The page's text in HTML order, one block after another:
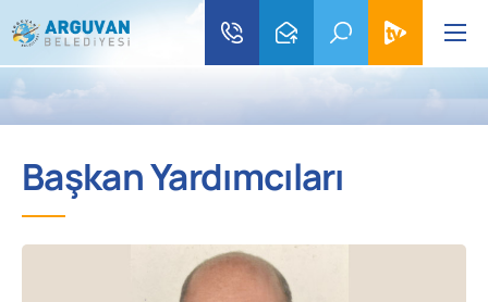
Başkan Yardımcıları